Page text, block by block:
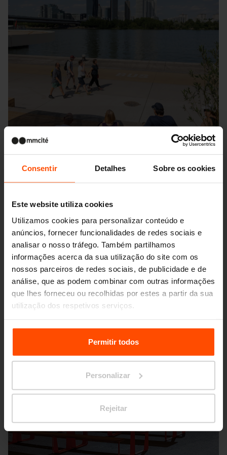
Consentir Detalhes Sobre os cookies
Este website utiliza cookies
Utilizamos cookies para personalizar conteúdo e
anúncios, fornecer funcionalidades de redes sociais e
analisar o nosso tráfego. Também partilhamos
informações acerca da sua utilização do site com os
nossos parceiros de redes sociais, de publicidade e de
análise, que as podem combinar com outras informações
que lhes forneceu ou recolhidas por estes a partir da sua
utilização dos respetivos serviços.
Para mais informações, por favor visitePrinciples
Relating to the Processing Personal Data.
Permitir todos
Personalizar
Rejeitar
Seattle – Popup park